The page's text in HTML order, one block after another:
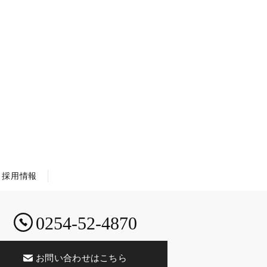
採用情報
0254-52-4870
お問い合わせはこちら